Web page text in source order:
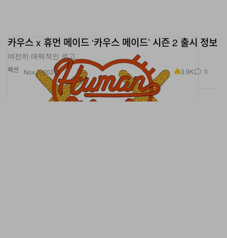
패션
카우스 x 휴먼 메이드 ‘카우스 메이드’ 시즌 2 출시 정보
여전히 매력적인 로고.
Nov 7, 2023 3.9K 0